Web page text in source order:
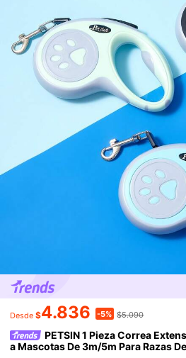
Desde $4.836 -5% $5.090
PETSIN 1 Pieza Correa
a Mascotas De 3m/5m Para Razas